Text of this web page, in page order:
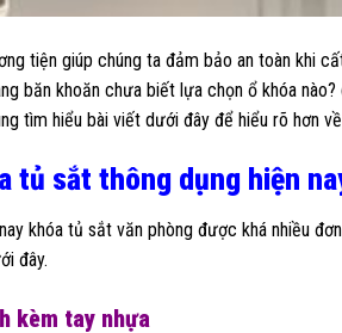
tiện giúp chúng ta đảm bảo an toàn khi
băn khoăn chưa biết lựa chọn ổ khóa
tìm hiểu bài viết dưới đây để hiểu rõ hơn
tủ sắt thông dụng hiện
khóa tủ sắt văn phòng được khá nhiều
đây.
kèm tay nhựa